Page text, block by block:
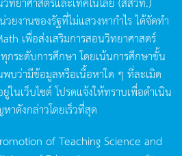
วยงานของรัฐที่ไม่แสวงหากำไรได้จัดทำ
เพื่อส่งเสริมการสอนวิทยาศาสตร์
กระดับการศึกษา โดยเน้นการศึกษาขั้น
บว่ามีข้อมูลหรือเนื้อหาใด ๆ ที่ละเมิด
ในเว็บไซต์โปรดแจ้งให้ทราบเพื่อดำเนิน
าดังกล่าวโดยเร็วที่สุด
of Teaching Science and